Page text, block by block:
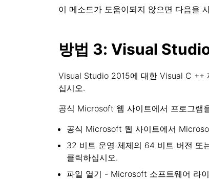
이 메소드가 도움이되지 않으면 다음을
방법 3: Visual
Visual Studio 2015에 대한 Visual C ++
십시오.
공식 Microsoft 웹 사이트에서 프로그램
공식 Microsoft 웹 사이트에서
32 비트 운영 체제의 64 비트 버전 또
클릭하십시오.
파일 열기 - Microsoft 소프트웨어 라